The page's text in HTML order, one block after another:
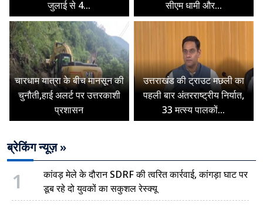
जुलाई से 4...
सीएम धामी और...
चारधाम यात्रा के बीच मानसून की
चुनौती,हाई अलर्ट पर उत्तरकाशी
प्रशासन
उत्तराखंड की ट्राउट मछली का
पहली बार अंतरराष्ट्रीय निर्यात,
33 मत्स्य पालकों...
ब्रेकिंग न्यूज़ »
1
कांवड़ मेले के दौरान SDRF की त्वरित कार्रवाई, कांगड़ा घाट पर
डूब रहे दो युवकों का सकुशल रेस्क्यू